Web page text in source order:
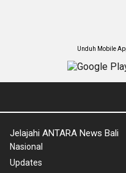
Unduh Mobile
Jelajahi ANTARA News Bali
Nasional
Updates